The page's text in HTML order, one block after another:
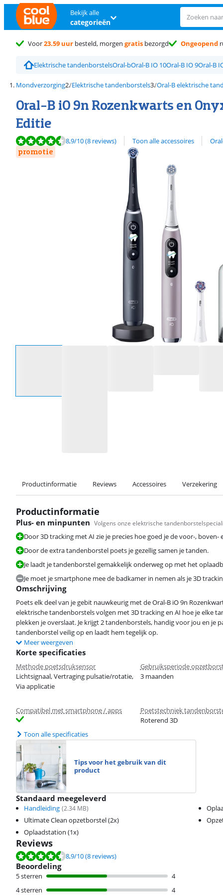
Bekijk alle
categorieën
Voor23.59 uur besteld, morgen gratis bezorgd Ongeopend
Elektrische tandenborstelsOral-bOral-B IO 10Oral-B IO 9Oral-B
Mondverzorging Elektrische tandenborstels Oral-B elektrische
Oral-B iO 9n Rozenkwarts en
Editie
Beoordeling is 8,9 van de 10, gebaseerd op 8 reviews.
8,9/10(8 reviews) Toon alle accessoires
Bekijk alle
promotie
Productinformatie Reviews Accessoires Verzekering
Productinformatie
Plus- en minpunten Volgens onze elektrische
Door 3D tracking met AI zie je precies hoe goed je de voor-,
Door de extra tandenborstel poets je gezellig samen je tanden.
Je laadt je tandenborstel gemakkelijk onderweg op met het
Je moet je smartphone mee de badkamer in nemen als je 3D
Omschrijving
Poets elk deel van je gebit nauwkeurig met de Oral-B iO 9n
elektrische tandenborstels volgen met 3D tracking en AI hoe je elke
plekken je overslaat. Je krijgt 2 tandenborstels, handig voor jou en je
tandenborstel veilig op en laadt hem tegelijk op.
Meer weergeven
Korte specificaties
Methode poetsdruksensor
Lichtsignaal, Vertraging pulsatie/rotatie,
Via applicatie
Gebruiksperiode
3 maanden
Compatibel met smartphone / apps
Poetstechniek
Roterend 3D
Toon alle specificaties
Tips voor het gebruik van dit
product
Standaard meegeleverd
Handleiding (2.34 MB)
Ultimate Clean opzetborstel (2x)
Oplaadstation (1x)
Reviews
Beoordeling is 8,9 van de 10, gebaseerd op 8 reviews.
8,9/10(8 reviews)
Beoordeling
5 sterren
4
4 sterren
4